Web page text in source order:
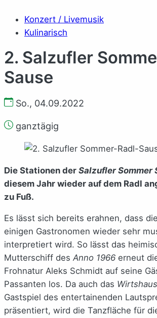
Konzert / Livemusik
Kulinarisch
2. Salzufler
Sause
So., 04.09.2022
ganztägig
Die Stationen der Salzufler Sommer
diesem Jahr wieder auf dem Radl
zu Fuß.
Es lässt sich bereits erahnen, dass
einigen Gastronomen wieder sehr
interpretiert wird. So lässt das
Mutterschiff des Anno 1966 erneut
Frohnatur Aleks Schmidt auf seine
Passanten los. Da auch das
Gastspiel des entertainenden
präsentiert, wird die Tanzfläche für